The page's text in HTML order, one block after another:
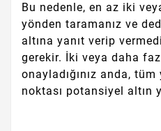
Bu nedenle, en az iki
yönden taramanız ve
altına yanıt verip
gerekir. İki veya daha
onayladığınız anda,
noktası potansiyel altın